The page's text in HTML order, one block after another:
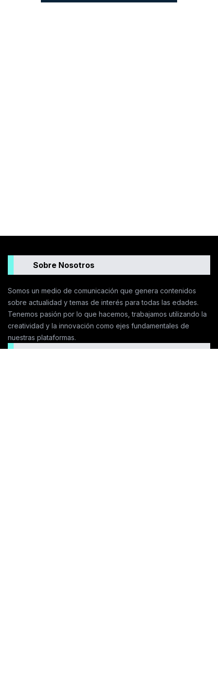
Sobre Nosotros
Somos un medio de comunicación que genera contenidos
sobre actualidad y temas de interés para todas las edades.
Tenemos pasión por lo que hacemos, trabajamos utilizando la
creatividad y la innovación como ejes fundamentales de
nuestras plataformas.